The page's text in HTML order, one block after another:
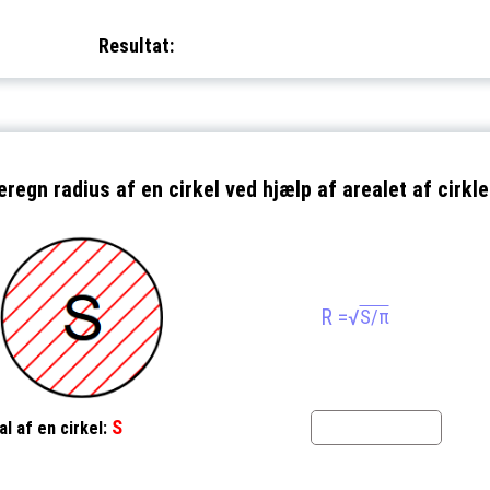
Resultat:
radius af en cirkel ved hjælp af arealet af
R =√S/π
af en cirkel: S